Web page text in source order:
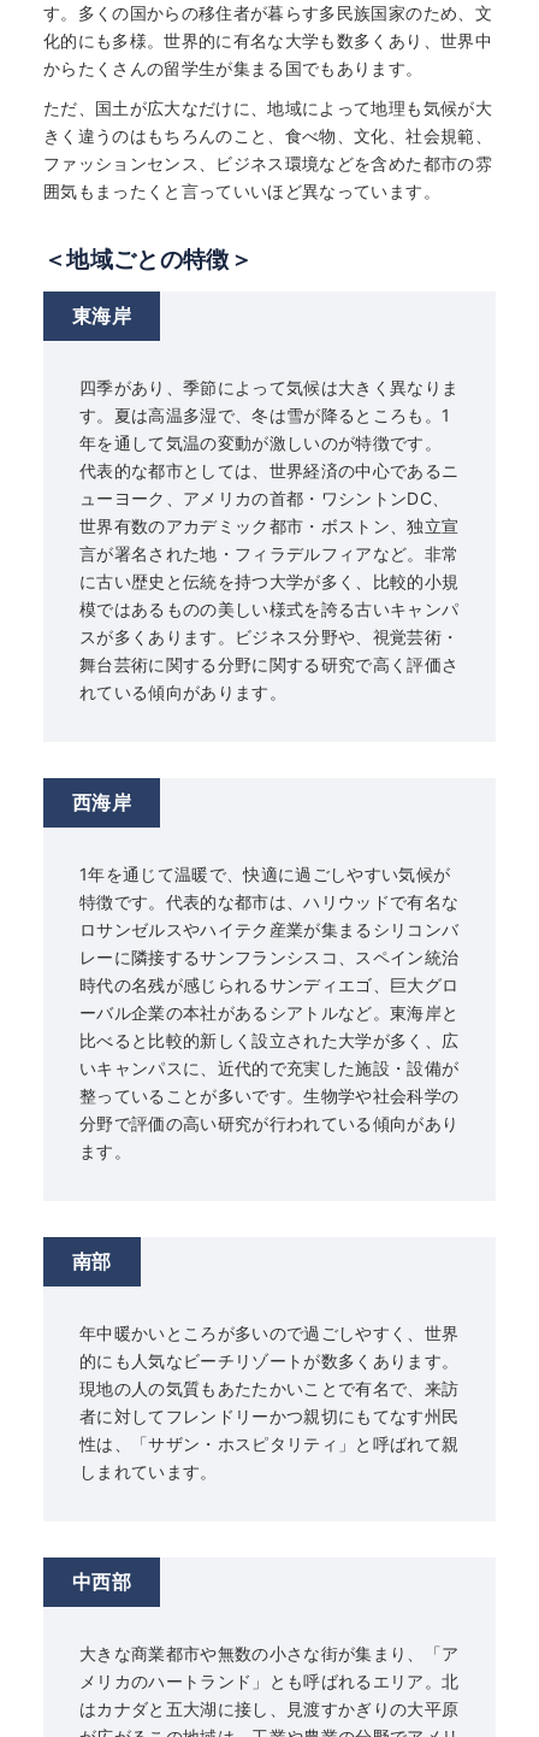
す。多くの国からの移住者が暮らす多民族国家のため、文
化的にも多様。世界的に有名な大学も数多くあり、世界中
からたくさんの留学生が集まる国でもあります。
ただ、国土が広大なだけに、地域によって地理も気候が大
きく違うのはもちろんのこと、食べ物、文化、社会規範、
ファッションセンス、ビジネス環境などを含めた都市の雰
囲気もまったくと言っていいほど異なっています。
＜地域ごとの特徴＞
東海岸
四季があり、季節によって気候は大きく異なりま
す。夏は高温多湿で、冬は雪が降るところも。1
年を通して気温の変動が激しいのが特徴です。
代表的な都市としては、世界経済の中心であるニ
ューヨーク、アメリカの首都・ワシントンDC、
世界有数のアカデミック都市・ボストン、独立宣
言が署名された地・フィラデルフィアなど。非常
に古い歴史と伝統を持つ大学が多く、比較的小規
模ではあるものの美しい様式を誇る古いキャンパ
スが多くあります。ビジネス分野や、視覚芸術・
舞台芸術に関する分野に関する研究で高く評価さ
れている傾向があります。
西海岸
1年を通じて温暖で、快適に過ごしやすい気候が
特徴です。代表的な都市は、ハリウッドで有名な
ロサンゼルスやハイテク産業が集まるシリコンバ
レーに隣接するサンフランシスコ、スペイン統治
時代の名残が感じられるサンディエゴ、巨大グロ
ーバル企業の本社があるシアトルなど。東海岸と
比べると比較的新しく設立された大学が多く、広
いキャンパスに、近代的で充実した施設・設備が
整っていることが多いです。生物学や社会科学の
分野で評価の高い研究が行われている傾向があり
ます。
南部
年中暖かいところが多いので過ごしやすく、世界
的にも人気なビーチリゾートが数多くあります。
現地の人の気質もあたたかいことで有名で、来訪
者に対してフレンドリーかつ親切にもてなす州民
性は、「サザン・ホスピタリティ」と呼ばれて親
しまれています。
中西部
大きな商業都市や無数の小さな街が集まり、「ア
メリカのハートランド」とも呼ばれるエリア。北
はカナダと五大湖に接し、見渡すかぎりの大平原